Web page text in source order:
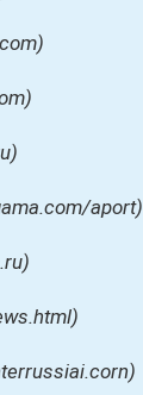
aport)